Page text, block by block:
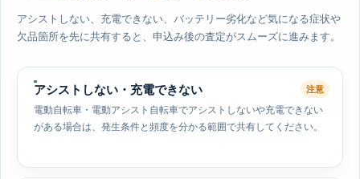
アシストしない、充電できない、バッテリー劣化など気になる症状や
欠品箇所を先に共有すると、申込み後の査定がスムーズに進みます。
アシストしない・充電できない 注意
電動自転車・電動アシスト自転車でアシストしないや充電できない
がある場合は、発生条件と頻度を分かる範囲で共有してください。